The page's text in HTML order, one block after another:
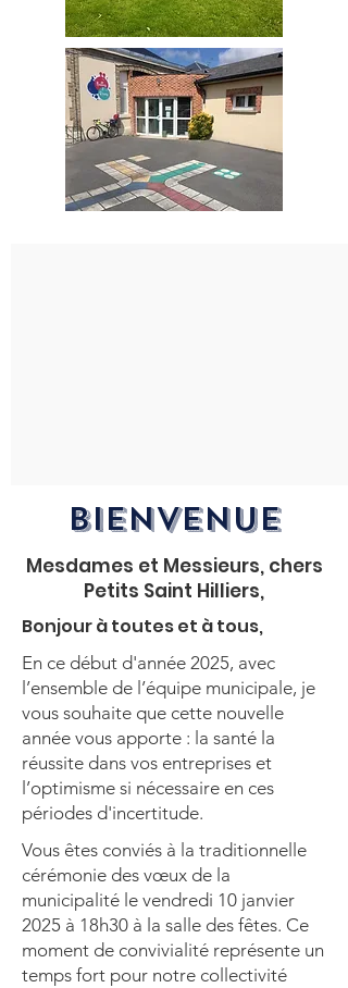
Bienvenue
Mesdames et Messieurs, chers
Petits Saint Hilliers,
Bonjour à toutes et à tous,
En ce début d'année 2025, avec
l’ensemble de l’équipe municipale, je
vous souhaite que cette nouvelle
année vous apporte : la santé la
réussite dans vos entreprises et
l’optimisme si nécessaire en ces
périodes d'incertitude.
Vous êtes conviés à la traditionnelle
cérémonie des vœux de la
municipalité le vendredi 10 janvier
2025 à 18h30 à la salle des fêtes. Ce
moment de convivialité représente un
temps fort pour notre collectivité